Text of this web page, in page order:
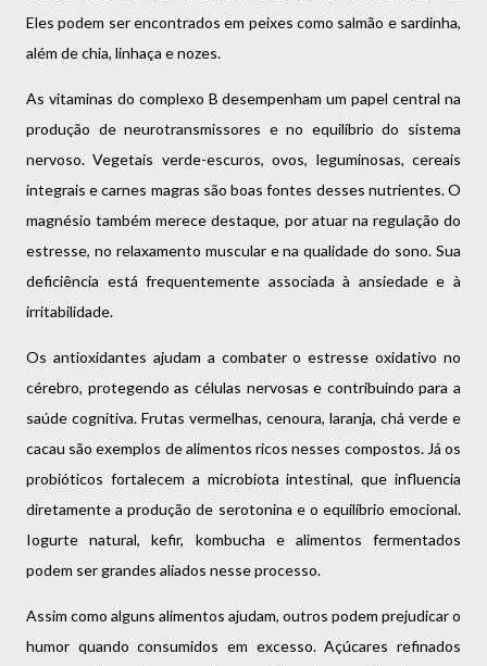
Eles podem ser encontrados em peixes como salmão e sardinha,
além de chia, linhaça e nozes.
As vitaminas do complexo B desempenham um papel central na
produção de neurotransmissores e no equilíbrio do sistema
nervoso. Vegetais verde-escuros, ovos, leguminosas, cereais
integrais e carnes magras são boas fontes desses nutrientes. O
magnésio também merece destaque, por atuar na regulação do
estresse, no relaxamento muscular e na qualidade do sono. Sua
deficiência está frequentemente associada à ansiedade e à
irritabilidade.
Os antioxidantes ajudam a combater o estresse oxidativo no
cérebro, protegendo as células nervosas e contribuindo para a
saúde cognitiva. Frutas vermelhas, cenoura, laranja, chá verde e
cacau são exemplos de alimentos ricos nesses compostos. Já os
probióticos fortalecem a microbiota intestinal, que influencia
diretamente a produção de serotonina e o equilíbrio emocional.
Iogurte natural, kefir, kombucha e alimentos fermentados
podem ser grandes aliados nesse processo.
Assim como alguns alimentos ajudam, outros podem prejudicar o
humor quando consumidos em excesso. Açúcares refinados